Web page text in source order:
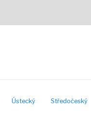
Ústecký Středočeský